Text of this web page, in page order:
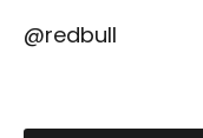
@redbull